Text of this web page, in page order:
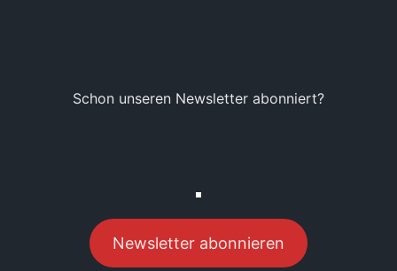
Schon unseren Newsletter abonniert?
Newsletter abonnieren